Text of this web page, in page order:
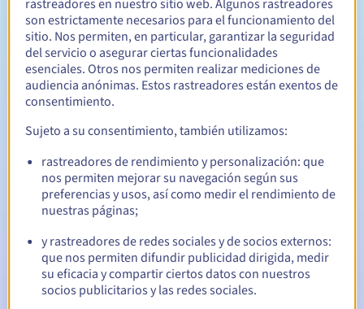
Período de renovación Entre 1 y 5 años
Período de redención 31 días
Notificaciones automáticas:
Emails de aviso: 60, 30, 15, 7 y 3 días antes de la fecha de
vencimiento
Email el día del vencimientopara notificar la suspensión
del nombre de dominio
Email tras el periodo de gracia de redención
rastreadores en nuestro sitio web. Algunos rastreadores
son estrictamente necesarios para el funcionamiento del
sitio. Nos permiten, en particular, garantizar la seguridad
del servicio o asegurar ciertas funcionalidades
esenciales. Otros nos permiten realizar mediciones de
audiencia anónimas. Estos rastreadores están exentos de
consentimiento.
Sujeto a su consentimiento, también utilizamos:
rastreadores de rendimiento y personalización: que
nos permiten mejorar su navegación según sus
preferencias y usos, así como medir el rendimiento de
nuestras páginas;
y rastreadores de redes sociales y de socios externos:
que nos permiten difundir publicidad dirigida, medir
su eficacia y compartir ciertos datos con nuestros
socios publicitarios y las redes sociales.